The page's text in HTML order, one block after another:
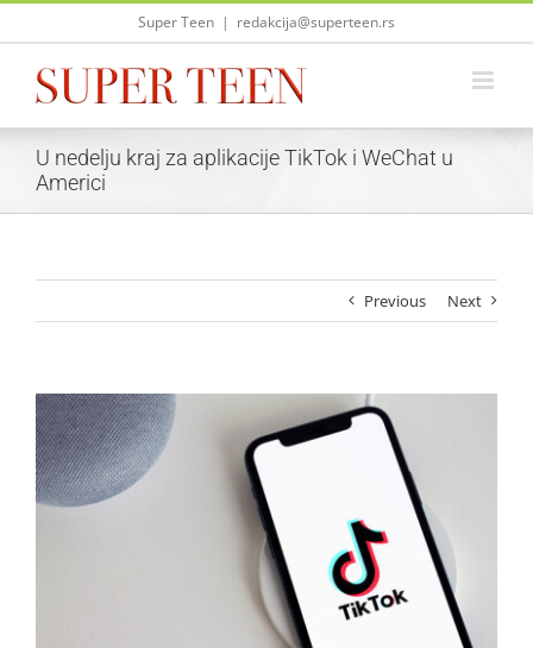
Skip
Super Teen | redakcija@superteen.rs
U nedelju kraj za aplikacije TikTok i WeChat u
Americi
Previous Next
View
Larger
Image